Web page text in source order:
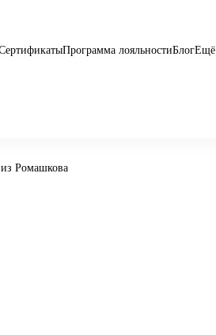
Программа лояльностиБлогЕщё
Ромашкова